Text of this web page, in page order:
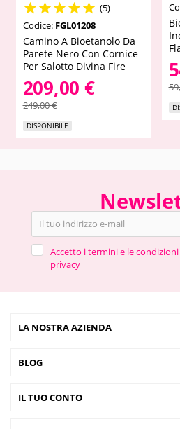
 (5)
Codice: FGL01208
Camino A Bioetanolo Da
Parete Nero Con Cornice
Per Salotto Divina Fire
209,00 €
249,00 €
DISPONIBILE
Accetto i termini e le
privacy
LA NOSTRA AZIENDA
BLOG
IL TUO CONTO